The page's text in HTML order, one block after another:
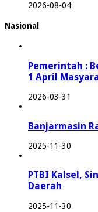
2026-08-04
Nasional
Pemerintah :
1 April
2026-03-31
Banjarmasin
2025-11-30
PTBI Kalsel,
Daerah
2025-11-30